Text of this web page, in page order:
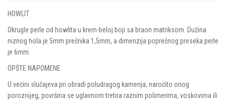
HOWLIT
Okrugle perle od howlita u krem-beloj boji sa braon matriksom. Dužina
niznog hola je 5mm prečnika 1,5mm, a dimenzija poprečnog preseka perle
je 6mm.
OPŠTE NAPOMENE
U većini slučajeva pri obradi poludragog kamenja, naročito onog
poroznijeg, površina se uglavnom tretira raznim polimerima, voskovima ili